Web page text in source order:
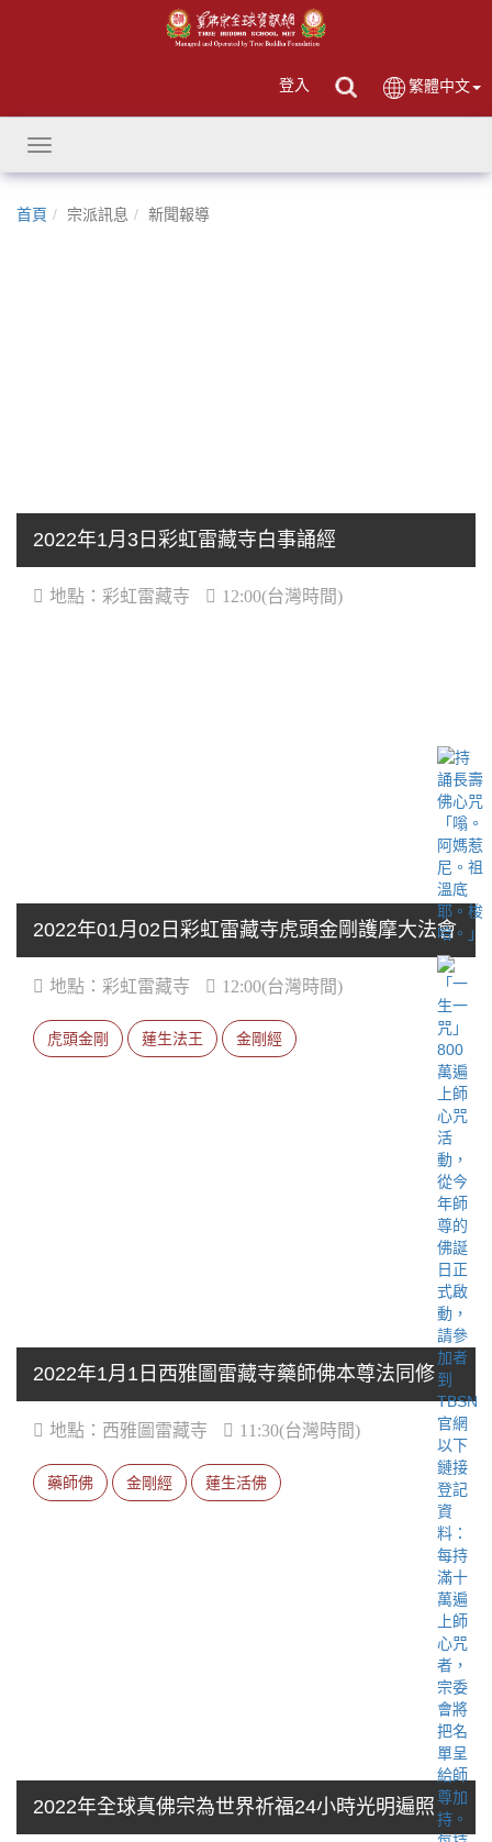
登入 繁體中文
Toggle
navigation
首頁 宗派訊息 新聞報導
2022年1月3日彩虹雷藏寺白事誦經
地點：彩虹雷藏寺 12:00(台灣時間)
2022年01月02日彩虹雷藏寺虎頭金剛護摩大法會
地點：彩虹雷藏寺 12:00(台灣時間)
虎頭金剛 蓮生法王 金剛經
2022年1月1日西雅圖雷藏寺藥師佛本尊法同修
地點：西雅圖雷藏寺 11:30(台灣時間)
藥師佛 金剛經 蓮生活佛
2022年全球真佛宗為世界祈福24小時光明遍照